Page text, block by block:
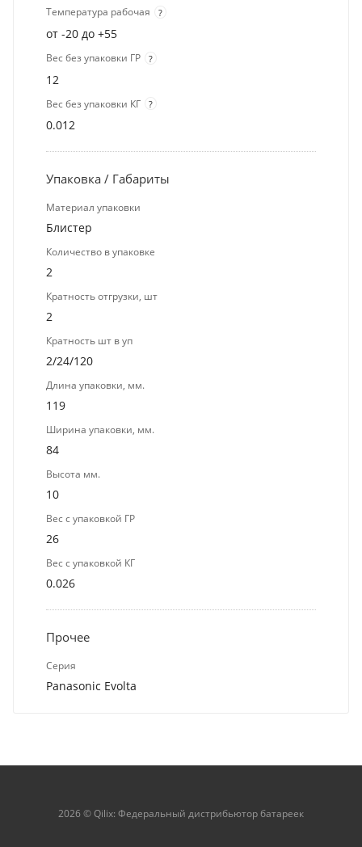
Температура рабочая ?
от -20 до +55
Вес без упаковки ГР ?
12
Вес без упаковки КГ ?
0.012
Упаковка / Габариты
Материал упаковки
Блистер
Количество в упаковке
2
Кратность отгрузки, шт
2
Кратность шт в уп
2/24/120
Длина упаковки, мм.
119
Ширина упаковки, мм.
84
Высота мм.
10
Вес с упаковкой ГР
26
Вес с упаковкой КГ
0.026
Прочее
Серия
Panasonic Evolta
2026 © Qilix: Федеральный дистрибьютор батареек